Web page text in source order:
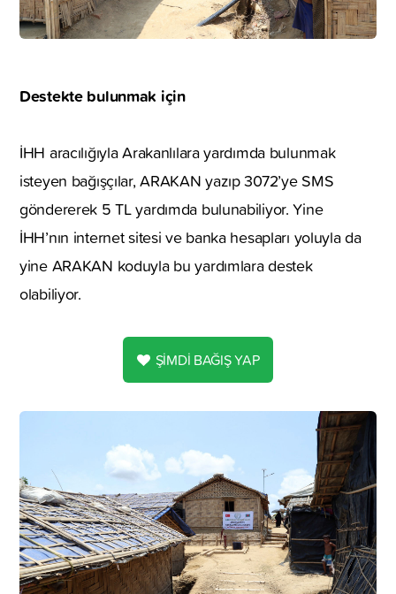
Destekte bulunmak için
İHH aracılığıyla Arakanlılara yardımda bulunmak
isteyen bağışçılar, ARAKAN yazıp 3072’ye SMS
göndererek 5 TL yardımda bulunabiliyor. Yine
İHH’nın internet sitesi ve banka hesapları yoluyla da
yine ARAKAN koduyla bu yardımlara destek
olabiliyor.
ŞİMDİ BAĞIŞ YAP